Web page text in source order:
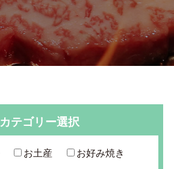
カテゴリー選択
お土産 お好み焼き